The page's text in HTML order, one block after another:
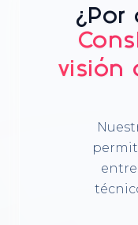
¿Por
visión